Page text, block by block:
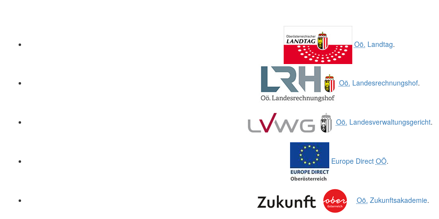
Oö. Landtag.
Oö. Landesrechnungshof.
Oö. Landesverwaltungsgericht.
Europe Direct OÖ.
Oö. Zukunftsakademie.